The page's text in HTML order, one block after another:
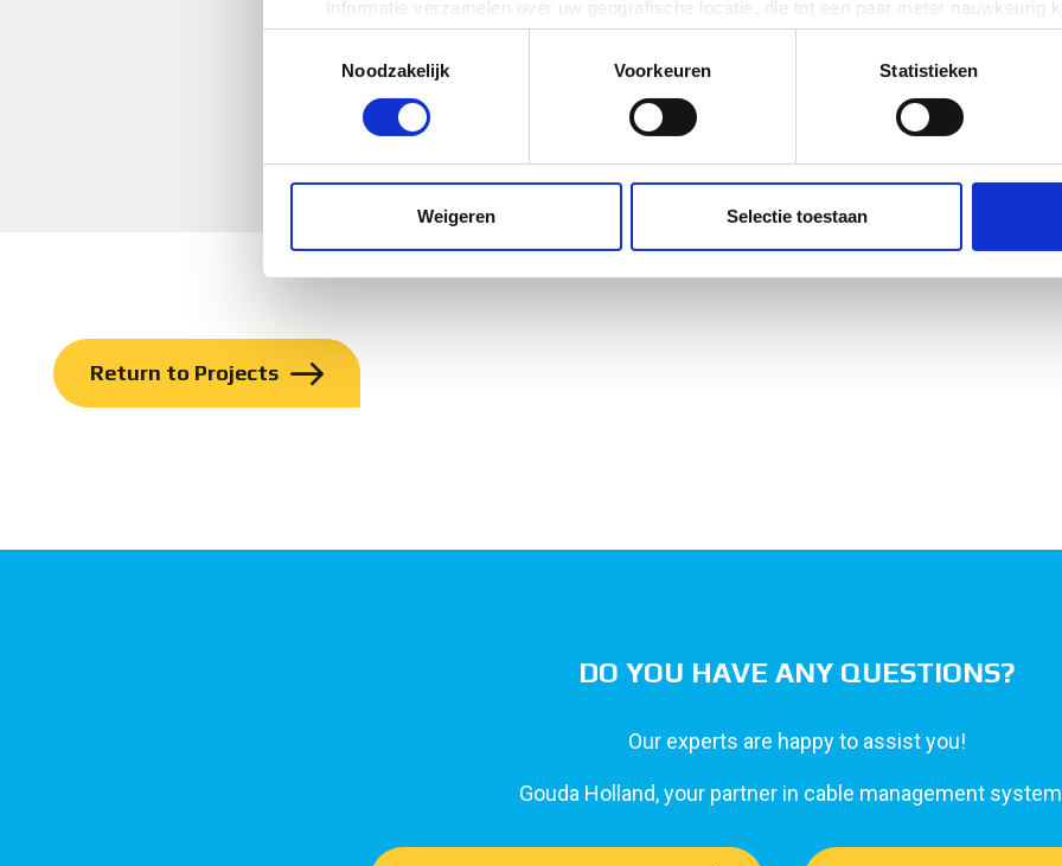
Informatie verzamelen over uw geografische locatie, die tot een paar meter nauwkeurig
Uw apparaat identificeren door het actief te scannen op specifieke eigenschappen
Lees meer over hoe uw persoonlijke gegevens worden verwerkt en stel uw voorkeuren in het
toestemming op elk moment wijzigen of intrekken in de Cookieverklaring.
websiteverkeer te analyseren. Ook delen we informatie over uw gebruik van onze site met
media, adverteren en analyse. Deze partners kunnen deze gegevens combineren met
Noodzakelijk
Voorkeuren Statistieken
Weigeren Selectie toestaan
Return to Projects
DO YOU HAVE ANY QUESTIONS?
Our experts are happy to assist you!
Gouda Holland, your partner in cable management